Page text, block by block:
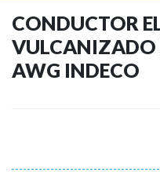
CONDUCTOR
AWG INDECO